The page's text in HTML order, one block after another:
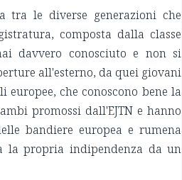
tra le diverse generazioni che
composta dalla classe
davvero conosciuto e non si
all'esterno, da quei giovani
che conoscono bene la
promossi dall'EJTN e hanno
bandiere europea e rumena
la propria indipendenza da un